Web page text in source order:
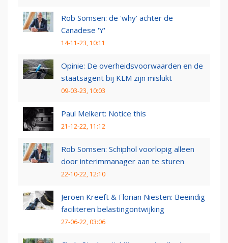
Rob Somsen: de 'why' achter de
Canadese 'Y'
14-11-23, 10:11
Opinie: De overheidsvoorwaarden en de
staatsagent bij KLM zijn mislukt
09-03-23, 10:03
Paul Melkert: Notice this
21-12-22, 11:12
Rob Somsen: Schiphol voorlopig alleen
door interimmanager aan te sturen
22-10-22, 12:10
Jeroen Kreeft & Florian Niesten: Beëindig
faciliteren belastingontwijking
27-06-22, 03:06